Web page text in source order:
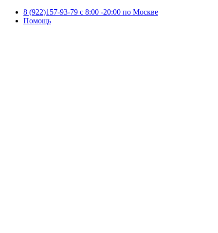
8 (922)157-93-79 c 8:00 -20:00 по Москве
Помощь